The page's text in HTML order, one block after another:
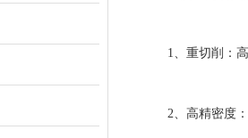
1、重切削：高
2、高精密度：